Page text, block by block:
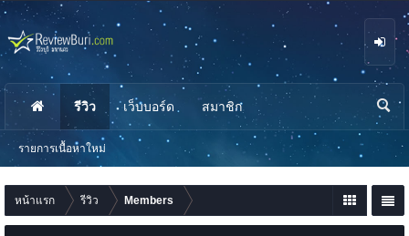
หน้าแรก รีวิว Members
รีวิว
รายการเนื้อหาใหม่
เว็บบอร์ด สมาชิก
นห
า